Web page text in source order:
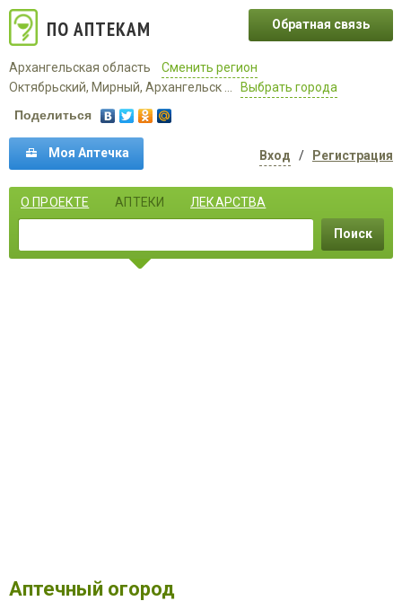
ПО АПТЕКАМ
Архангельская область
Сменить регион
Октябрьский, Мирный, Архангельск ...
Выбрать города
Обратная связь
Поделиться
Моя Аптечка Вход / Регистрация
О ПРОЕКТЕ АПТЕКИ ЛЕКАРСТВА
Поиск
Аптечный огород